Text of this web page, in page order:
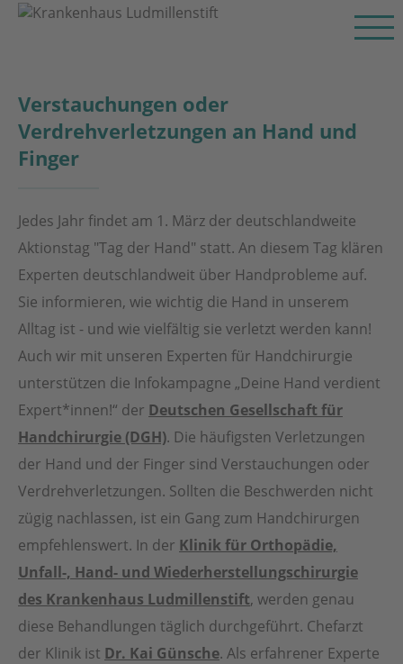
Verstauchungen oder
Verdrehverletzungen an Hand und
Finger
Jedes Jahr findet am 1. März der deutschlandweite
Aktionstag "Tag der Hand" statt. An diesem Tag klären
Experten deutschlandweit über Handprobleme auf.
Sie informieren, wie wichtig die Hand in unserem
Alltag ist - und wie vielfältig sie verletzt werden kann!
Auch wir mit unseren Experten für Handchirurgie
unterstützen die Infokampagne „Deine Hand verdient
Expert*innen!“ der Deutschen Gesellschaft für
Handchirurgie (DGH). Die häufigsten Verletzungen
der Hand und der Finger sind Verstauchungen oder
Verdrehverletzungen. Sollten die Beschwerden nicht
zügig nachlassen, ist ein Gang zum Handchirurgen
empfehlenswert. In der Klinik für Orthopädie,
Unfall-, Hand- und Wiederherstellungschirurgie
des Krankenhaus Ludmillenstift, werden genau
diese Behandlungen täglich durchgeführt. Chefarzt
der Klinik ist Dr. Kai Günsche. Als erfahrener Experte